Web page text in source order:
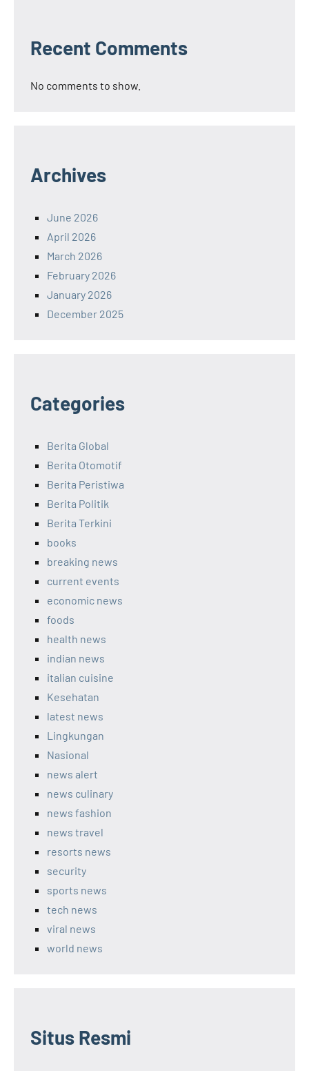
Recent Comments
No comments to show.
Archives
June 2026
April 2026
March 2026
February 2026
January 2026
December 2025
Categories
Berita Global
Berita Otomotif
Berita Peristiwa
Berita Politik
Berita Terkini
books
breaking news
current events
economic news
foods
health news
indian news
italian cuisine
Kesehatan
latest news
Lingkungan
Nasional
news alert
news culinary
news fashion
news travel
resorts news
security
sports news
tech news
viral news
world news
Situs Resmi